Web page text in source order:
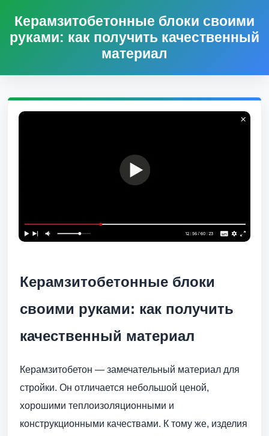
Керамзитобетонные блоки своими
руками: как получить качественный
материал
Керамзитобетонные блоки
своими руками: как получить
качественный материал
Керамзитобетон — замечательный материал для
стройки. Он отличается небольшой ценой,
хорошими теплоизоляционными и
конструкционными качествами. К тому же, изделия